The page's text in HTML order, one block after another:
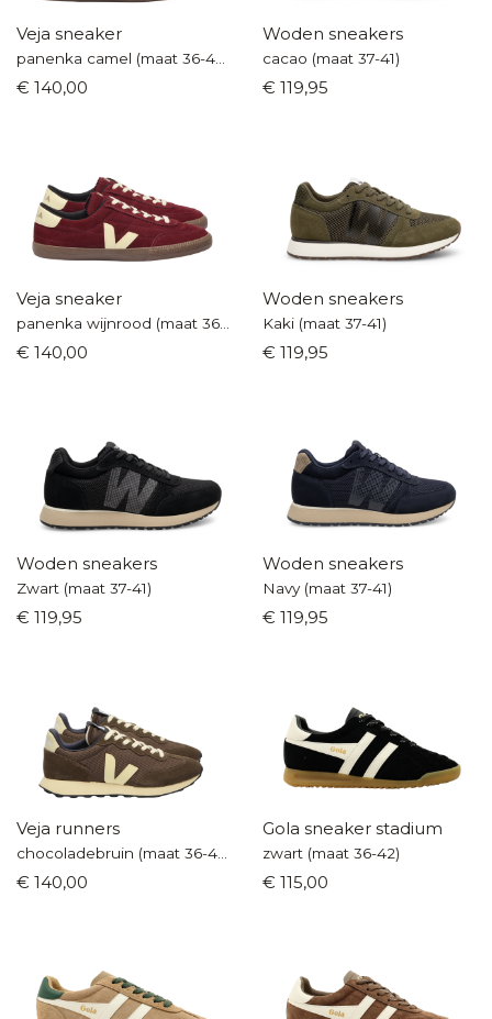
Veja sneaker
panenka camel (maat 36-40)
€ 140,00
Woden sneakers
cacao (maat 37-41)
€ 119,95
Veja sneaker
panenka wijnrood (maat 36-40)
€ 140,00
Woden sneakers
Kaki (maat 37-41)
€ 119,95
Woden sneakers
Zwart (maat 37-41)
€ 119,95
Woden sneakers
Navy (maat 37-41)
€ 119,95
Veja runners
chocoladebruin (maat 36-40)
€ 140,00
Gola sneaker stadium
zwart (maat 36-42)
€ 115,00